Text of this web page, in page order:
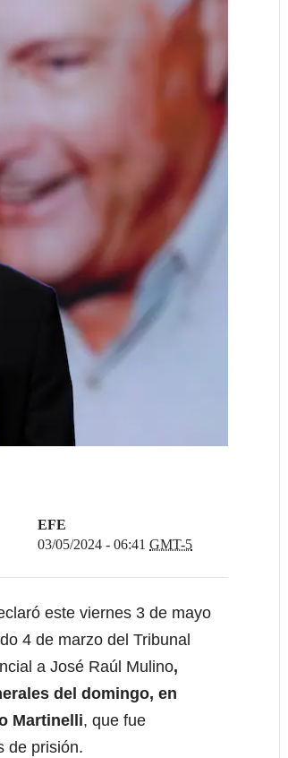
EFE
03/05/2024 - 06:41 GMT-5
este viernes 3 de mayo
4 de marzo del Tribunal
a José Raúl Mulino,
del domingo, en
Martinelli, que fue
de prisión.